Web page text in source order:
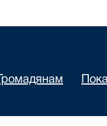
Громадянам